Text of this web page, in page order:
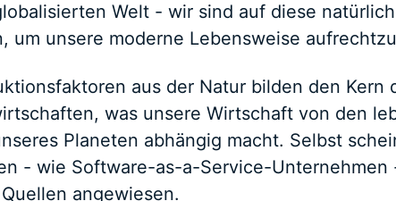
Welt - wir sind auf diese
um unsere moderne Lebensweise
aus der Natur bilden den Kern
was unsere Wirtschaft von den
Planeten abhängig macht. Selbst
- wie Software-as-a-Service-Unternehmen
angewiesen.